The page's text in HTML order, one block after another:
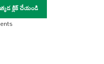
క్లిక్ చేయండి